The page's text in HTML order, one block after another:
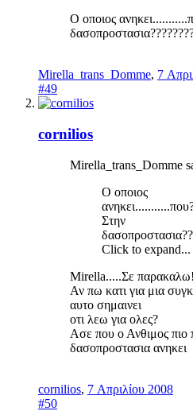
Ο οποιος
Mirella_trans_Domme, 7
#49
cornilios
Mirella_trans_Domme
Ο οποιος
Στην
Click to expand...
Mirella.....Σε
Αν πω κατι για μια
αυτο σημαινει
οτι λεω για ολες?
Ασε που ο Ανθιμος πιο
δασοπροστασια ανηκει
cornilios, 7 Απριλίου 2008
#50